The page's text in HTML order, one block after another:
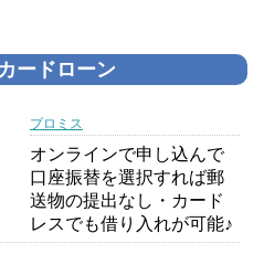
ードローン
プロミス
オンラインで申し込んで
口座振替を選択すれば郵
送物の提出なし・カード
レスでも借り入れが可能♪